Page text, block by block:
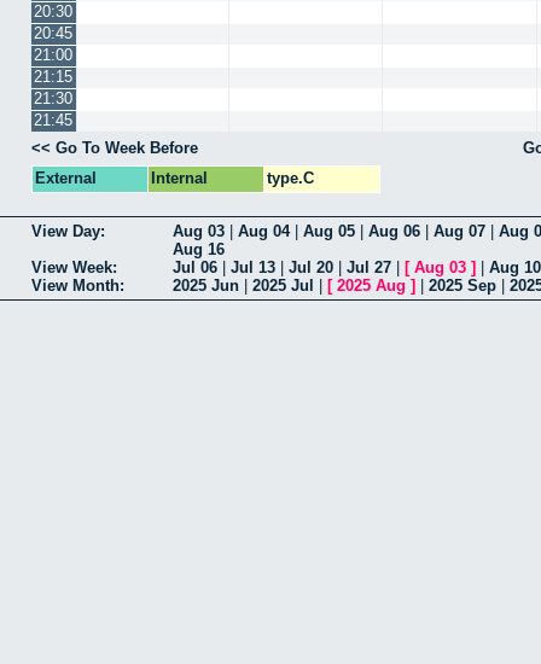
20:30
20:45
21:00
21:15
21:30
21:45
<< Go To Week Before
External
Internal type.C
View Day: Aug 03 Aug 04| Aug 05 Aug 06 Aug 07
Aug
Aug 16
View Week:
Jul 06 Jul 13 Jul 20 Jul 27 [ Aug 03 ]
Aug 10
View Month:
2025 Jun 2025 Jul [ 2025 Aug ] 2025 Sep